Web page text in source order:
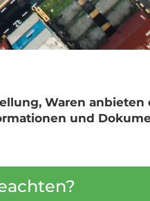
Waren
und